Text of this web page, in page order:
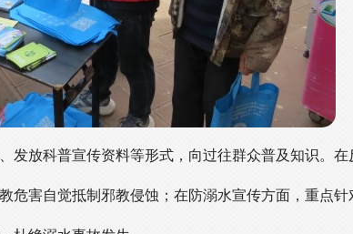
发放科普宣传资料等形式，向过往群众普及知识。
害自觉抵制邪教侵蚀；在防溺水宣传方面，重点